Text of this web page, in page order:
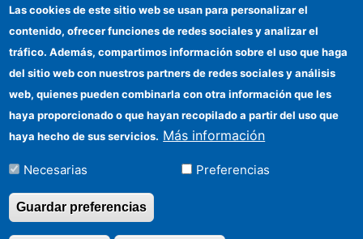
Identidad institucional
Ayudas FEDER
Organismos financiadores
Contacto
Cómo llegar
Las cookies de este sitio web se usan para personalizar el
contenido, ofrecer funciones de redes sociales y analizar el
tráfico. Además, compartimos información sobre el uso que haga
del sitio web con nuestros partners de redes sociales y análisis
web, quienes pueden combinarla con otra información que les
haya proporcionado o que hayan recopilado a partir del uso que
haya hecho de sus servicios. Más información
Necesarias Preferencias
Guardar preferencias